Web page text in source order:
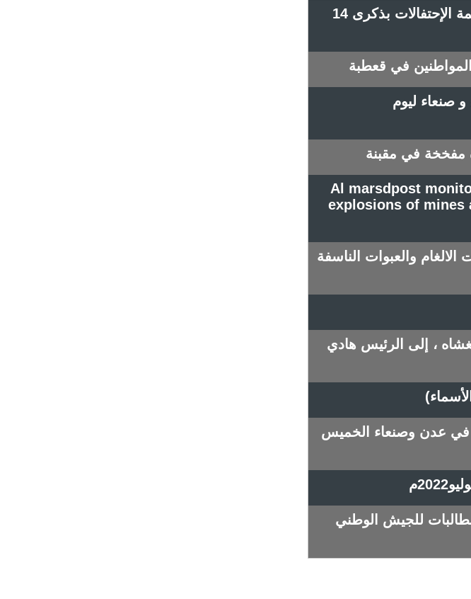
ميليشيا الحوثي ترفض إطلاق سراح الشباب المعتقلين بتهمة الإحتفالات بذكرى 14
في قعطبة
صنعاء ليوم
Al marsdpost
explosions of mines
شخص بانفجارات الالغام والعبوات الناسفة
، إلى الرئيس هادي
في عدن وصنعاء الخميس
للجيش الوطني